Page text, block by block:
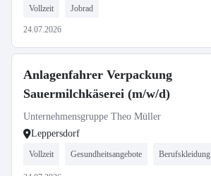
Vollzeit Jobrad
24.07.2026
Anlagenfahrer Verpackung
Sauermilchkäserei (m/w/d)
Unternehmensgruppe Theo Müller
Leppersdorf
Vollzeit Gesundheitsangebote Berufskleidung